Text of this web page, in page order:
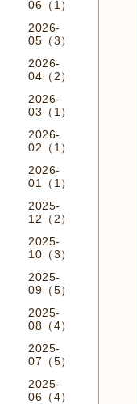
06（1）
2026-
05（3）
2026-
04（2）
2026-
03（1）
2026-
02（1）
2026-
01（1）
2025-
12（2）
2025-
10（3）
2025-
09（5）
2025-
08（4）
2025-
07（5）
2025-
06（4）